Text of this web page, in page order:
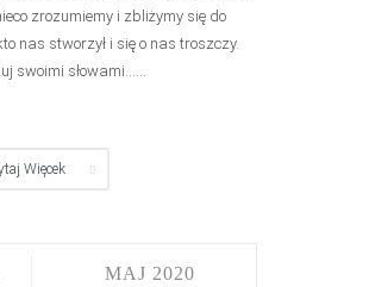
zrozumiemy i zbliżymy się do
nas stworzył i się o nas troszczy.
swoimi słowami......
Więcek
MAJ 2020